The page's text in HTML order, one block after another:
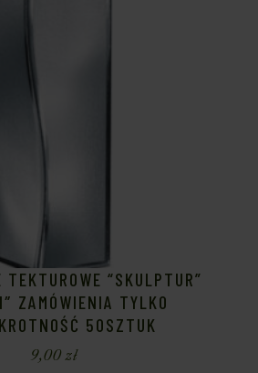
TEKTUROWE “SKULPTUR”
ZAMÓWIENIA TYLKO
50SZTUK
9,00zł